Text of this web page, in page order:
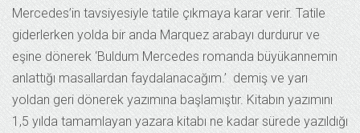
Mercedes’in tavsiyesiyle tatile çıkmaya karar verir. Tatile
giderlerken yolda bir anda Marquez arabayı durdurur ve
eşine dönerek ‘Buldum Mercedes romanda büyükannemin
anlattığı masallardan faydalanacağım.’ demiş ve yarı
yoldan geri dönerek yazımına başlamıştır. Kitabın yazımını
1,5 yılda tamamlayan yazara kitabı ne kadar sürede yazıldığı